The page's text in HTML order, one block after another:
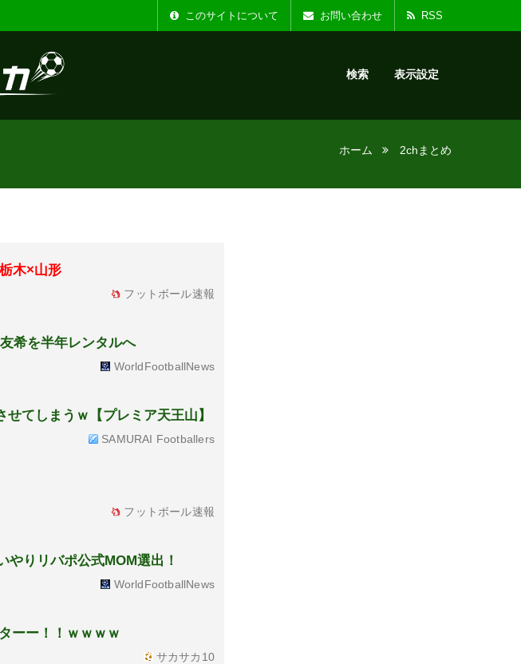
表示設定機能を追加しました。 お知らせ :
このサイトについて お問い合わせ RSS
検索 表示設定
ホーム 2chまとめ
木×山形
フットボール速報
希を半年レンタルへ
WorldFootballNews
てしまうｗ【プレミア天王山】
SAMURAI Footballers
フットボール速報
りリバポ公式MOM選出！
WorldFootballNews
ーー！！ｗｗｗｗ
サカサカ10